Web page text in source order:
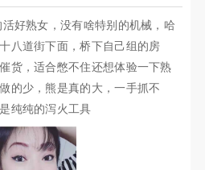
好熟女，没有啥特别的机械，哈
八道街下面，桥下自己组的房
货，适合憋不住还想体验一下熟
的少，熊是真的大，一手抓不
纯纯的泻火工具